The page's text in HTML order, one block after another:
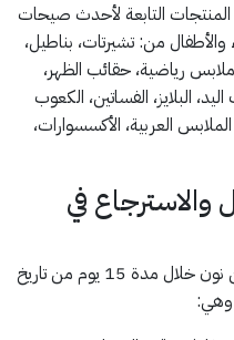
التابعة لأحدث صيحات
والأطفال من: تشيرتات، بناطيل،
رياضية، حقائب الظهر،
البلايز، الفساتين، الكعوب
العربية، الأكسسوارات،
في
يُمكنك استبدال او إرجاع مشترياتك من نون خلال مدة 15 يوم من تاريخ
وهي: